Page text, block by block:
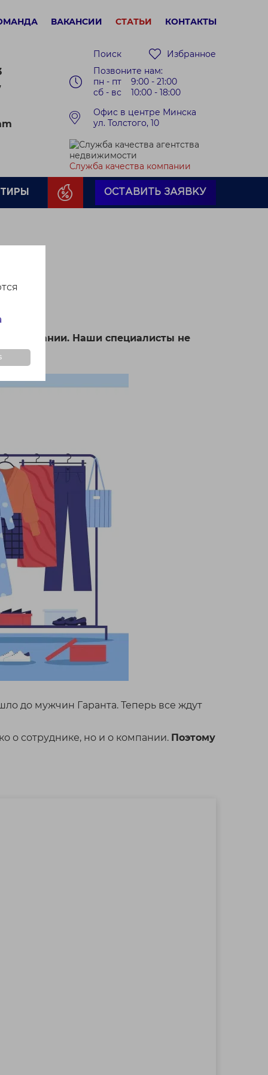
ВАКАНСИИ СТАТЬИ КОНТАКТЫ
Поиск
Избранное
Позвоните нам:
пн - пт 9:00 - 21:00
сб - вс 10:00 - 18:00
Офис в центре Минска
ул. Толстого, 10
Служба качества компании
ОСТАВИТЬ ЗАЯВКУ
компании. Наши специалисты не
до мужчин Гаранта. Теперь все ждут
о сотруднике, но и о компании. Поэтому